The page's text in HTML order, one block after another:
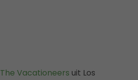
The Vacationeers uit Los